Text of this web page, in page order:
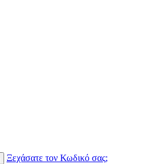
Ξεχάσατε τον Κωδικό σας;